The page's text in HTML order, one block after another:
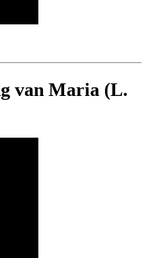
van Maria (L.